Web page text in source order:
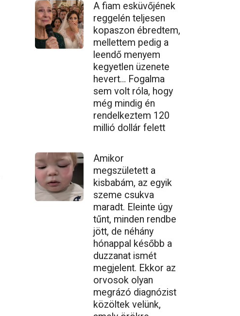
A fiam esküvőjének
reggelén teljesen
kopaszon ébredtem,
mellettem pedig a
leendő menyem
kegyetlen üzenete
hevert… Fogalma
sem volt róla, hogy
még mindig én
rendelkeztem 120
millió dollár felett
Amikor
megszületett a
kisbabám, az egyik
szeme csukva
maradt. Eleinte úgy
tűnt, minden rendbe
jött, de néhány
hónappal később a
duzzanat ismét
megjelent. Ekkor az
orvosok olyan
megrázó diagnózist
közöltek velünk,